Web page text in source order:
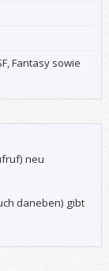
Fantasy sowie
neu
daneben) gibt